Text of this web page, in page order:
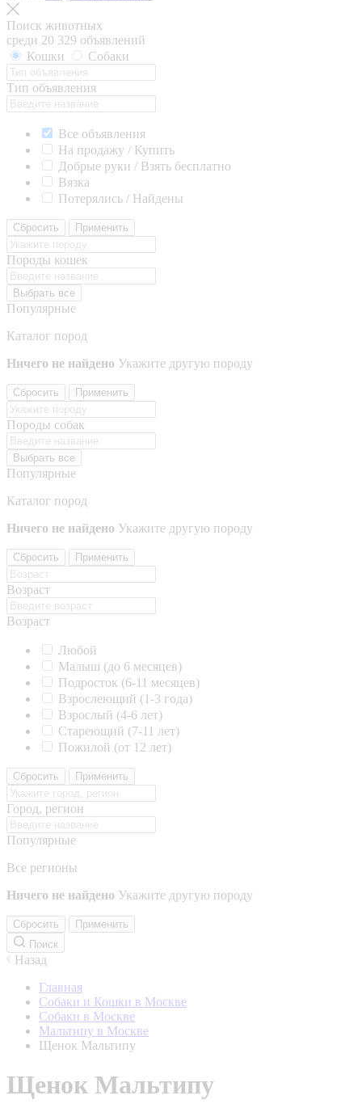
Поиск животных
среди 20 329 объявлений
Кошки
Собаки
Тип объявления
Все объявления
На продажу / Купить
Добрые руки / Взять бесплатно
Вязка
Потерялись / Найдены
Сбросить Применить
Породы кошек
Выбрать все
Популярные
Каталог пород
Ничего не найдено Укажите другую породу
Сбросить Применить
Породы собак
Выбрать все
Популярные
Каталог пород
Ничего не найдено Укажите другую породу
Сбросить Применить
Возраст
Возраст
Любой
Малыш (до 6 месяцев)
Подросток (6-11 месяцев)
Взрослеющий (1-3 года)
Взрослый (4-6 лет)
Стареющий (7-11 лет)
Пожилой (от 12 лет)
Сбросить Применить
Город, регион
Популярные
Все регионы
Ничего не найдено Укажите другую породу
Сбросить
Применить
Поиск
Назад
Главная
Собаки и Кошки в Москве
Собаки в Москве
Мальтипу в Москве
Щенок Мальтипу
Щенок Мальтипу